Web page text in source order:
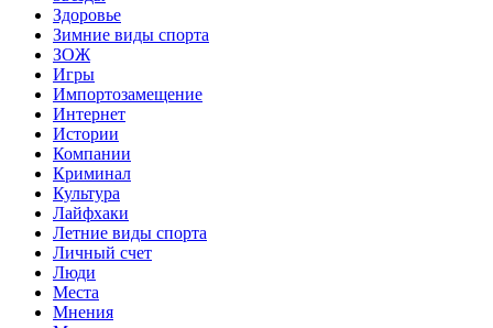
Здоровье
Зимние виды спорта
ЗОЖ
Игры
Импортозамещение
Интернет
Истории
Компании
Криминал
Культура
Лайфхаки
Летние виды спорта
Личный счет
Люди
Места
Мнения